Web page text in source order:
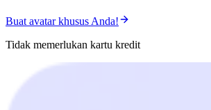
Buat avatar khusus Anda!
Tidak memerlukan kartu kredit